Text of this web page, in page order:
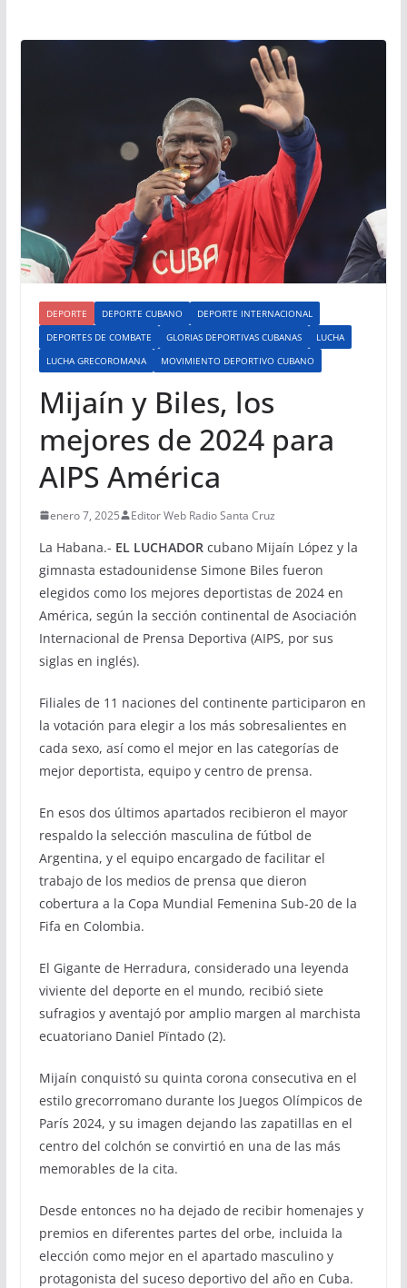
DEPORTE DEPORTE CUBANO
DEPORTE INTERNACIONAL
DEPORTES DE COMBATE
GLORIAS DEPORTIVAS CUBANAS
LUCHA
LUCHA GRECOROMANA
MOVIMIENTO DEPORTIVO CUBANO
Mijaín y Biles, los
mejores de 2024 para
AIPS América
enero 7, 2025 Editor Web Radio Santa Cruz
La Habana.- EL LUCHADORcubano Mijaín López y la
gimnasta estadounidense Simone Biles fueron
elegidos como los mejores deportistas de 2024 en
América, según la sección continental de Asociación
Internacional de Prensa Deportiva (AIPS, por sus
siglas en inglés).
Filiales de 11 naciones del continente participaron en
la votación para elegir a los más sobresalientes en
cada sexo, así como el mejor en las categorías de
mejor deportista, equipo y centro de prensa.
En esos dos últimos apartados recibieron el mayor
respaldo la selección masculina de fútbol de
Argentina, y el equipo encargado de facilitar el
trabajo de los medios de prensa que dieron
cobertura a la Copa Mundial Femenina Sub-20 de la
Fifa en Colombia.
El Gigante de Herradura, considerado una leyenda
viviente del deporte en el mundo, recibió siete
sufragios y aventajó por amplio margen al marchista
ecuatoriano Daniel Pïntado (2).
Mijaín conquistó su quinta corona consecutiva en el
estilo grecorromano durante los Juegos Olímpicos de
París 2024, y su imagen dejando las zapatillas en el
centro del colchón se convirtió en una de las más
memorables de la cita.
Desde entonces no ha dejado de recibir homenajes y
premios en diferentes partes del orbe, incluida la
elección como mejor en el apartado masculino y
protagonista del suceso deportivo del año en Cuba.